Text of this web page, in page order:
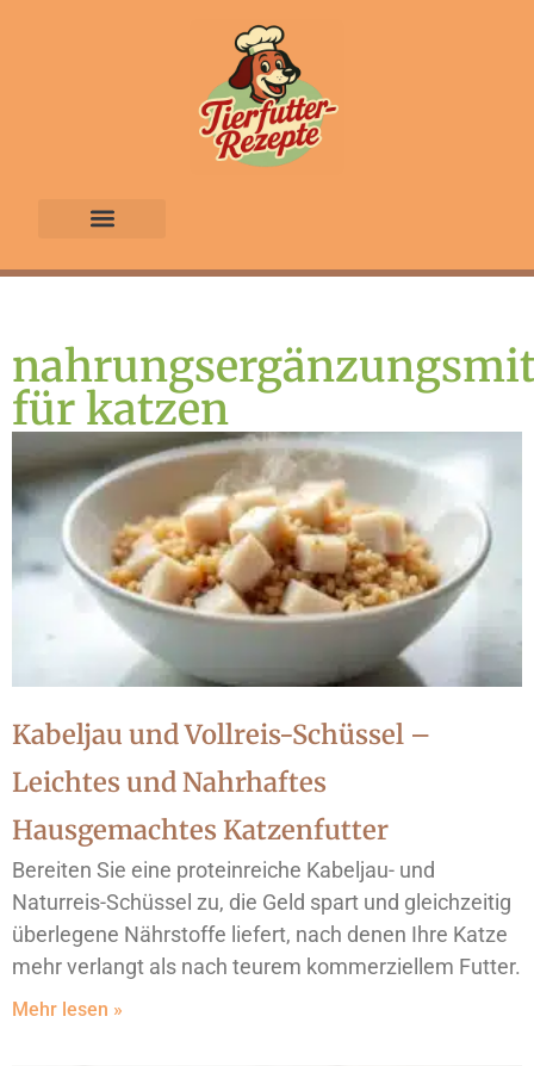
für katzen
Kabeljau und Vollreis-Schüssel –
Leichtes und Nahrhaftes
Hausgemachtes Katzenfutter
Bereiten Sie eine proteinreiche Kabeljau- und
Naturreis-Schüssel zu, die Geld spart und gleichzeitig
überlegene Nährstoffe liefert, nach denen Ihre Katze
mehr verlangt als nach teurem kommerziellem Futter.
Mehr lesen »